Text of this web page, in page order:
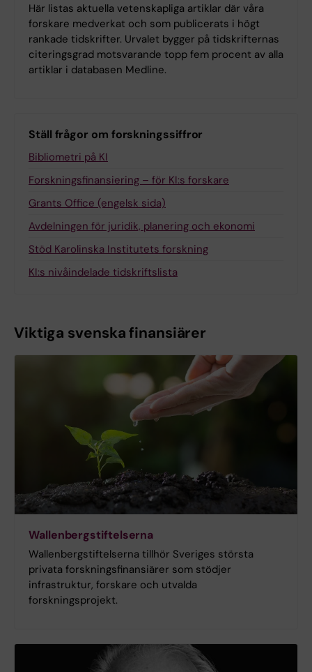
Här listas aktuella vetenskapliga artiklar där våra
forskare medverkat och som publicerats i högt
rankade tidskrifter. Urvalet bygger på tidskrifternas
citeringsgrad motsvarande topp fem procent av alla
artiklar i databasen Medline.
Ställ frågor om forskningssiffror
Bibliometri på KI
Forskningsfinansiering – för KI:s forskare
Grants Office (engelsk sida)
Avdelningen för juridik, planering och ekonomi
Stöd Karolinska Institutets forskning
KI:s nivåindelade tidskriftslista
Viktiga svenska finansiärer
Wallenbergstiftelserna
Wallenbergstiftelserna tillhör Sveriges största
privata forskningsfinansiärer som stödjer
infrastruktur, forskare och utvalda
forskningsprojekt.